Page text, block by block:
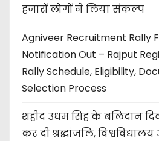
हजारों लोगों ने लिया संकल्प
Agniveer Recruitment Rally
Notification Out – Rajput
Rally Schedule, Eligibility,
Selection Process
शहीद उधम सिंह के बलिदान
कर दी श्रद्धांजलि,